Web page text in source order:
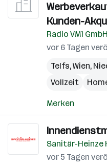
Kunden-
Radio VM1 GmbH
vor 6 Tagen
Telfs,Wien,
Vollzeit
Merken
Sanitär-Heinze
vor 5 Tagen